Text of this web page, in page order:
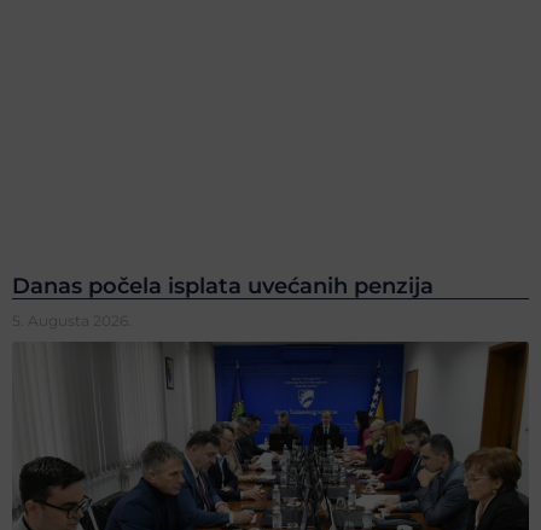
Danas počela isplata uvećanih penzija
5. Augusta 2026.